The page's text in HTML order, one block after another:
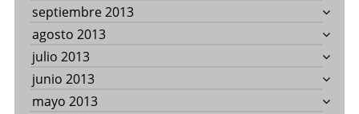
septiembre 2013
agosto 2013
julio 2013
junio 2013
mayo 2013